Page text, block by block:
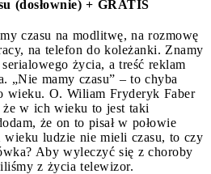
(dosłownie) + GRATIS
czasu na modlitwę, na rozmowę
na telefon do koleżanki. Znamy
życia, a treść reklam
„Nie mamy czasu” – to chyba
wieku. O. Wiliam Fryderyk Faber
że w ich wieku to jest taki
że on to pisał w połowie
ludzie nie mieli czasu, to czy
Aby wyleczyć się z choroby
z życia telewizor.